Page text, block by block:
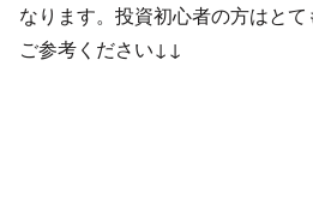
なります。投資初心者の方はとて
ご参考ください↓↓